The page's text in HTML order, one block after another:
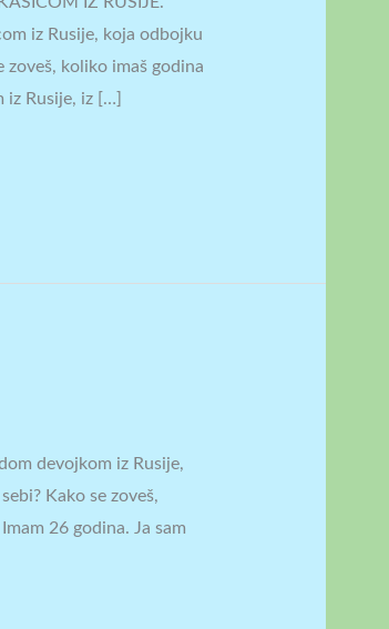
iz Rusije, koja odbojku
zoveš, koliko imaš godina
iz Rusije, iz […]
devojkom iz Rusije,
Kako se zoveš,
26 godina. Ja sam